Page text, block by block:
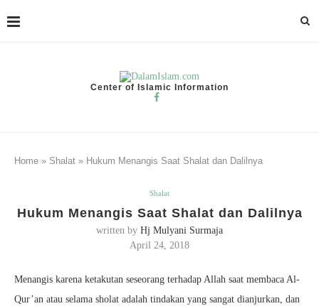
Center of Islamic Information
Home » Shalat » Hukum Menangis Saat Shalat dan Dalilnya
Shalat
Hukum Menangis Saat Shalat dan Dalilnya
written by Hj Mulyani Surmaja
April 24, 2018
Menangis karena ketakutan seseorang terhadap Allah saat membaca Al-
Qur’an atau selama sholat adalah tindakan yang sangat dianjurkan, dan